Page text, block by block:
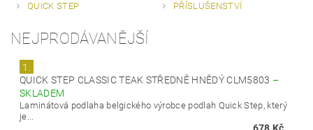
QUICK STEP PŘÍSLUŠENSTVÍ
NEJPRODÁVANĚJŠÍ
1.
QUICK STEP CLASSIC TEAK STŘEDNĚ HNĚDÝ CLM5803 –
SKLADEM
Laminátová podlaha belgického výrobce podlah Quick Step, který
je...